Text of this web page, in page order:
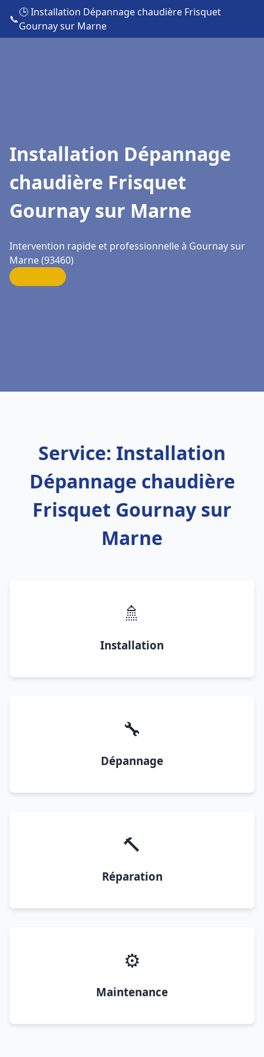
📞
🕒 Installation Dépannage chaudière Frisquet
Gournay sur Marne
Installation Dépannage
chaudière Frisquet
Gournay sur Marne
Intervention rapide et professionnelle à Gournay sur
Marne (93460)
Service: Installation
Dépannage chaudière
Frisquet Gournay sur
Marne
🚿
Installation
🔧
Dépannage
🔨
Réparation
⚙️
Maintenance